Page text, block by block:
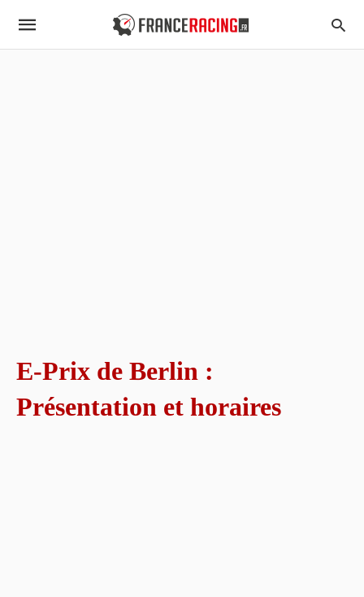
E-Prix de Berlin :
Présentation et horaires